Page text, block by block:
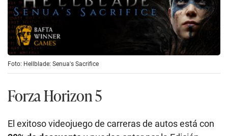
Foto: Hellblade: Senua's Sacrifice
Forza Horizon 5
El exitoso videojuego de carreras de autos está con